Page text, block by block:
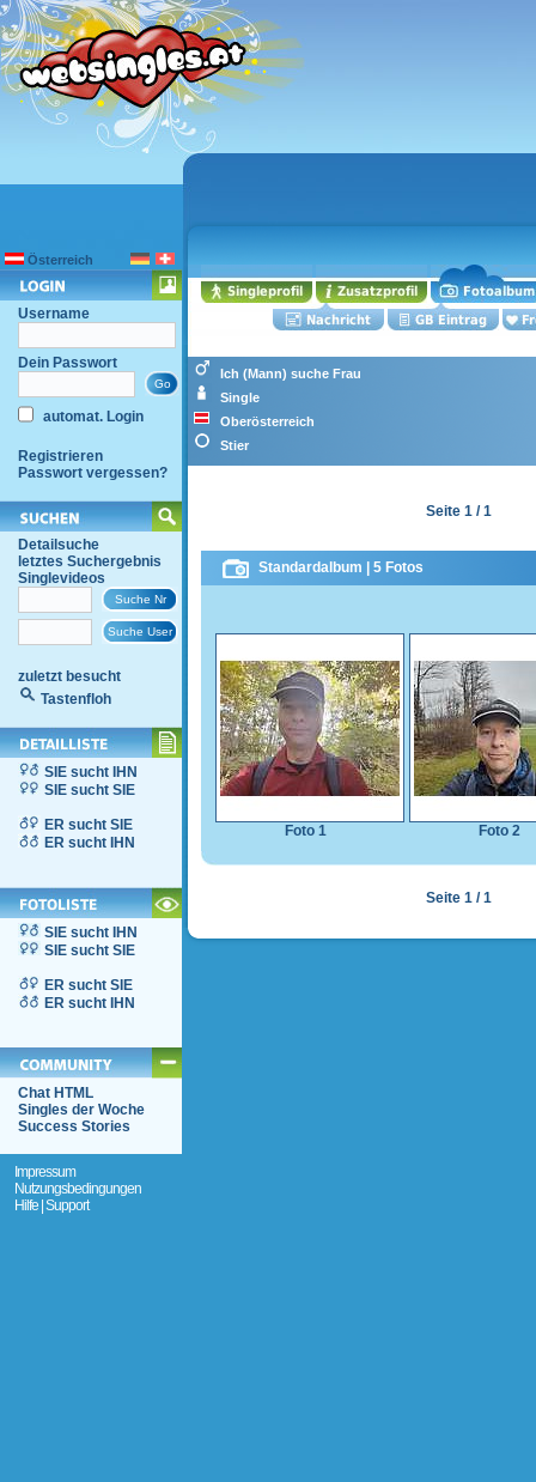
Österreich
Username
Dein Passwort
automat. Login
Registrieren
Passwort vergessen?
Detailsuche
letztes Suchergebnis
Singlevideos
zuletzt besucht
Tastenfloh
SIE sucht IHN
SIE sucht SIE
ER sucht SIE
ER sucht IHN
SIE sucht IHN
SIE sucht SIE
ER sucht SIE
ER sucht IHN
Chat HTML
Singles der Woche
Success Stories
Impressum
Nutzungsbedingungen
Hilfe | Support
Ich (Mann) suche Frau
Single
Oberösterreich
Stier
Seite 1 / 1
Standardalbum | 5 Fotos
Foto 1 Foto 2
Seite 1 / 1